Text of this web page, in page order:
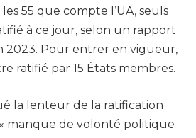
55 que compte l’UA, seuls
à ce jour, selon un rapport
2023. Pour entrer en vigueur,
ratifié par 15 États membres.
la lenteur de la ratification
manque de volonté politique